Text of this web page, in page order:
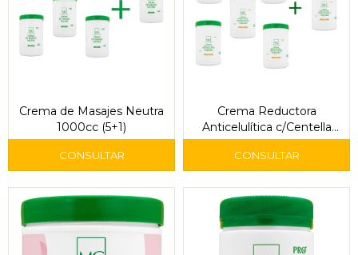
Crema de Masajes Neutra
1000cc (5+1)
Crema Reductora
Anticelulítica c/Centella
Asiática y Ginkgo Biloba 5
+ 1